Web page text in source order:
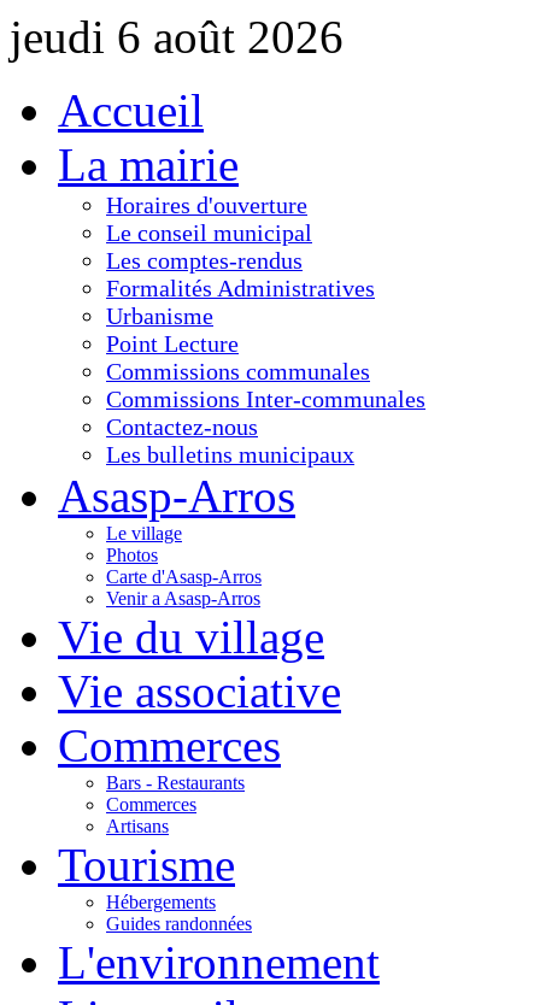
jeudi 6 août 2026
Accueil
La mairie
Horaires d'ouverture
Le conseil municipal
Les comptes-rendus
Formalités Administratives
Urbanisme
Point Lecture
Commissions communales
Commissions Inter-communales
Contactez-nous
Les bulletins municipaux
Asasp-Arros
Le village
Photos
Carte d'Asasp-Arros
Venir a Asasp-Arros
Vie du village
Vie associative
Commerces
Bars - Restaurants
Commerces
Artisans
Tourisme
Hébergements
Guides randonnées
L'environnement